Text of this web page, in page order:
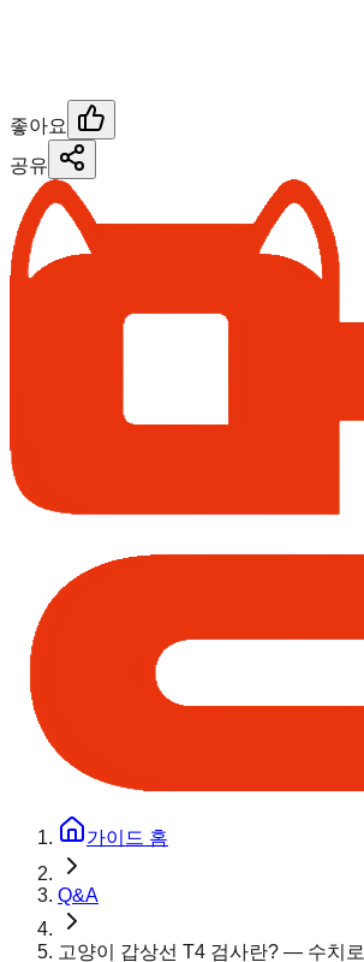
좋아요
공유
가이드 홈
Q&A
고양이 갑상선 T4 검사란? — 수치